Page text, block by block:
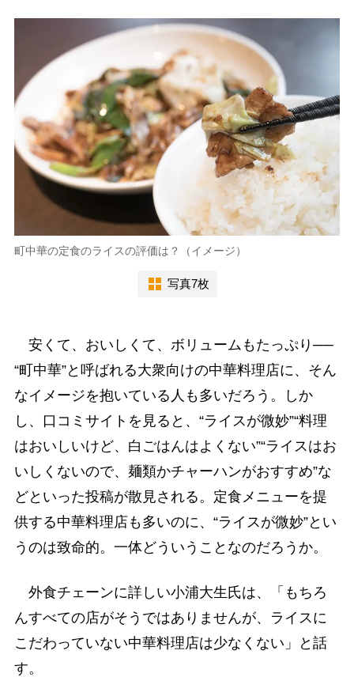
町中華の定食のライスの評価は？（イメージ）
写真7枚
安くて、おいしくて、ボリュームもたっぷり──
“町中華”と呼ばれる大衆向けの中華料理店に、そん
なイメージを抱いている人も多いだろう。しか
し、口コミサイトを見ると、“ライスが微妙”“料理
はおいしいけど、白ごはんはよくない”“ライスはお
いしくないので、麺類かチャーハンがおすすめ”な
どといった投稿が散見される。定食メニューを提
供する中華料理店も多いのに、“ライスが微妙”とい
うのは致命的。一体どういうことなのだろうか。
外食チェーンに詳しい小浦大生氏は、「もちろ
んすべての店がそうではありませんが、ライスに
こだわっていない中華料理店は少なくない」と話
す。